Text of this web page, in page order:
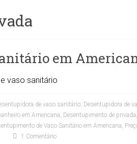
em
vaso sanitário
de vaso sanitário, Desentupidora de
em Americana, Desentupimento de privada,
de Vaso Sanitário em Americana,
1 Comentário